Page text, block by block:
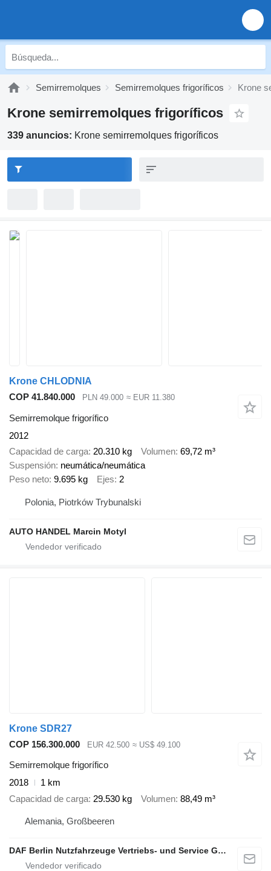
Semirremolques Semirremolques frigoríficos Krone
Krone semirremolques frigoríficos
339 anuncios: Krone semirremolques frigoríficos
Krone CHLODNIA
COP 41.840.000
PLN 49.000 ≈ EUR 11.380
Semirremolque frigorífico
2012
Capacidad de carga 20.310 kg Volumen 69,72 m³
Suspensión neumática/neumática
Peso neto 9.695 kg Ejes 2
Polonia, Piotrków Trybunalski
AUTO HANDEL Marcin Motyl
Krone SDR27
COP 156.300.000
EUR 42.500 ≈ US$ 49.100
Semirremolque frigorífico
2018
1 km
Capacidad de carga 29.530 kg Volumen 88,49 m³
Alemania, Großbeeren
DAF Berlin Nutzfahrzeuge Vertriebs- und Service GmbH